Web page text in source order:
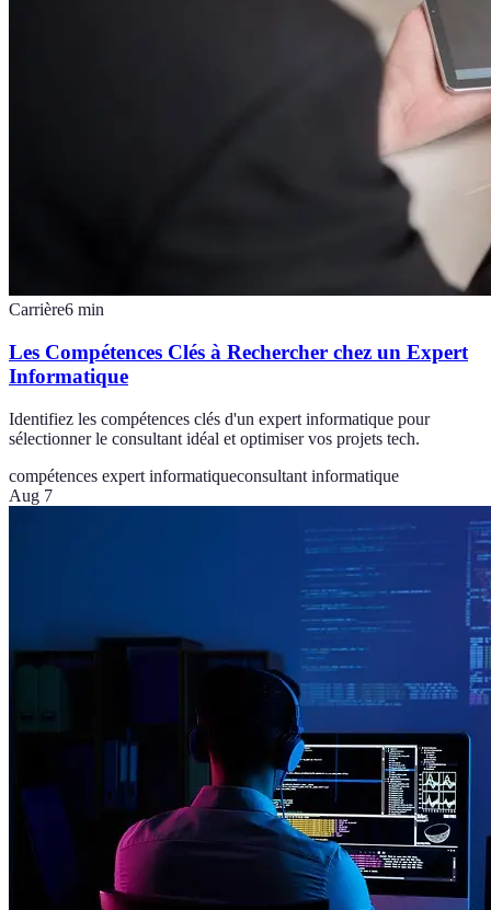
Carrière6 min
Les Compétences Clés à Rechercher chez un Expert
Informatique
Identifiez les compétences clés d'un expert informatique pour
sélectionner le consultant idéal et optimiser vos projets tech.
compétences expert informatiqueconsultant informatique
Aug 7